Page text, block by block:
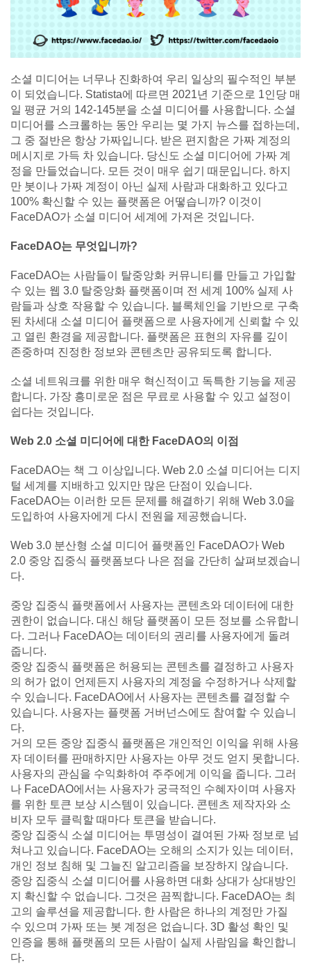
소셜 미디어는 너무나 진화하여 우리 일상의 필수적인 부분
이 되었습니다. Statista에 따르면 2021년 기준으로 1인당 매
일 평균 거의 142-145분을 소셜 미디어를 사용합니다. 소셜
미디어를 스크롤하는 동안 우리는 몇 가지 뉴스를 접하는데,
그 중 절반은 항상 가짜입니다. 받은 편지함은 가짜 계정의
메시지로 가득 차 있습니다. 당신도 소셜 미디어에 가짜 계
정을 만들었습니다. 모든 것이 매우 쉽기 때문입니다. 하지
만 봇이나 가짜 계정이 아닌 실제 사람과 대화하고 있다고
100% 확신할 수 있는 플랫폼은 어떻습니까? 이것이
FaceDAO가 소셜 미디어 세계에 가져온 것입니다.
FaceDAO는 무엇입니까?
FaceDAO는 사람들이 탈중앙화 커뮤니티를 만들고 가입할
수 있는 웹 3.0 탈중앙화 플랫폼이며 전 세계 100% 실제 사
람들과 상호 작용할 수 있습니다. 블록체인을 기반으로 구축
된 차세대 소셜 미디어 플랫폼으로 사용자에게 신뢰할 수 있
고 열린 환경을 제공합니다. 플랫폼은 표현의 자유를 깊이
존중하며 진정한 정보와 콘텐츠만 공유되도록 합니다.
소셜 네트워크를 위한 매우 혁신적이고 독특한 기능을 제공
합니다. 가장 흥미로운 점은 무료로 사용할 수 있고 설정이
쉽다는 것입니다.
Web 2.0 소셜 미디어에 대한 FaceDAO의 이점
FaceDAO는 책 그 이상입니다. Web 2.0 소셜 미디어는 디지
털 세계를 지배하고 있지만 많은 단점이 있습니다.
FaceDAO는 이러한 모든 문제를 해결하기 위해 Web 3.0을
도입하여 사용자에게 다시 전원을 제공했습니다.
Web 3.0 분산형 소셜 미디어 플랫폼인 FaceDAO가 Web
2.0 중앙 집중식 플랫폼보다 나은 점을 간단히 살펴보겠습니
다.
중앙 집중식 플랫폼에서 사용자는 콘텐츠와 데이터에 대한
권한이 없습니다. 대신 해당 플랫폼이 모든 정보를 소유합니
다. 그러나 FaceDAO는 데이터의 권리를 사용자에게 돌려
줍니다.
중앙 집중식 플랫폼은 허용되는 콘텐츠를 결정하고 사용자
의 허가 없이 언제든지 사용자의 계정을 수정하거나 삭제할
수 있습니다. FaceDAO에서 사용자는 콘텐츠를 결정할 수
있습니다. 사용자는 플랫폼 거버넌스에도 참여할 수 있습니
다.
거의 모든 중앙 집중식 플랫폼은 개인적인 이익을 위해 사용
자 데이터를 판매하지만 사용자는 아무 것도 얻지 못합니다.
사용자의 관심을 수익화하여 주주에게 이익을 줍니다. 그러
나 FaceDAO에서는 사용자가 궁극적인 수혜자이며 사용자
를 위한 토큰 보상 시스템이 있습니다. 콘텐츠 제작자와 소
비자 모두 클릭할 때마다 토큰을 받습니다.
중앙 집중식 소셜 미디어는 투명성이 결여된 가짜 정보로 넘
쳐나고 있습니다. FaceDAO는 오해의 소지가 있는 데이터,
개인 정보 침해 및 그늘진 알고리즘을 보장하지 않습니다.
중앙 집중식 소셜 미디어를 사용하면 대화 상대가 상대방인
지 확신할 수 없습니다. 그것은 끔찍합니다. FaceDAO는 최
고의 솔루션을 제공합니다. 한 사람은 하나의 계정만 가질
수 있으며 가짜 또는 봇 계정은 없습니다. 3D 활성 확인 및
인증을 통해 플랫폼의 모든 사람이 실제 사람임을 확인합니
다.